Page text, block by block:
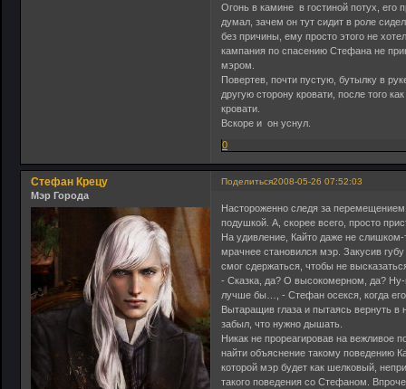
Огонь в камине в гостиной потух, его
думал, зачем он тут сидит в роле
без причины, ему просто этого не
кампания по спасению Стефана не
мэром.
Повертев, почти пустую, бутылку в
другую сторону кровати, после того
кровати.
Вскоре и он уснул.
0
Поделиться2008-05-26 07:52:03
Стефан Крецу
Мэр Города
Настороженно следя за
подушкой. А, скорее всего, просто
На удивление, Кайто даже не
мрачнее становился мэр. Закусив
смог сдержаться, чтобы не
- Сказка, да? О высокомерном, да?
лучше бы…, - Стефан осекся, когда
Вытаращив глаза и пытаясь вернуть
забыл, что нужно дышать.
Никак не прореагировав на вежливое
найти объяснение такому поведению
которой мэр будет как шелковый,
такого поведения со Стефаном.